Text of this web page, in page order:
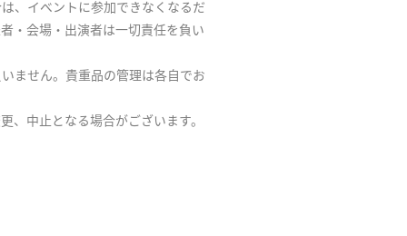
、イベントに参加できなくなるだ
・会場・出演者は一切責任を負い
ません。貴重品の管理は各自でお
、中止となる場合がございます。